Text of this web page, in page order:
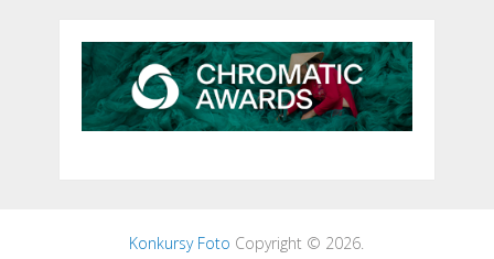
Konkursy Foto Copyright © 2026.